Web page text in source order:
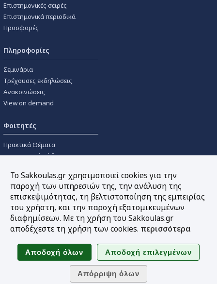
Επιστημονικές σειρές
Επιστημονικά περιοδικά
Προσφορές
Πληροφορίες
Σεμινάρια
Τρέχουσες εκδηλώσεις
Ανακοινώσεις
View on demand
Φοιτητές
Πρακτικά Θέματα
Οικονομικοί Κώδικες
Συγγραμμάτων
Εργαλεία
Online υπολογισμός τόκων
Υπηρεσία Ηλεκτρονικής
Sitemap
Ακολουθήστε μας
Το Sakkoulas.gr χρησιμοποιεί cookies για την
παροχή των υπηρεσιών της, την ανάλυση της
επισκεψιμότητας, τη βελτιστοποίηση της εμπειρίας
του χρήστη, και την παροχή εξατομικευμένων
διαφημίσεων. Με τη χρήση του Sakkoulas.gr
αποδέχεστε τη χρήση των cookies. περισσότερα